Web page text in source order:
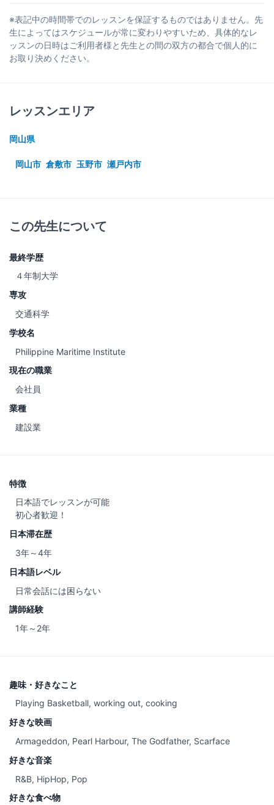
※表記中の時間帯でのレッスンを保証するものではありません。先
生によってはスケジュールが常に変わりやすいため、具体的なレ
ッスンの日時はご利用者様と先生との間の双方の都合で個人的に
お取り決めください。
レッスンエリア
岡山県
岡山市 倉敷市 玉野市 瀬戸内市
この先生について
最終学歴
４年制大学
専攻
交通科学
学校名
Philippine Maritime Institute
現在の職業
会社員
業種
建設業
特徴
日本語でレッスンが可能
初心者歓迎！
日本滞在歴
3年～4年
日本語レベル
日常会話には困らない
講師経験
1年～2年
趣味・好きなこと
Playing Basketball, working out, cooking
好きな映画
Armageddon, Pearl Harbour, The Godfather, Scarface
好きな音楽
R&B, HipHop, Pop
好きな食べ物